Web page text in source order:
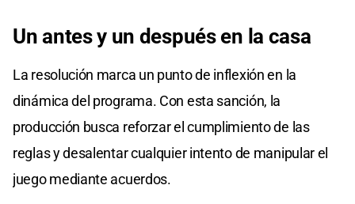
Un antes y un después en la casa
La resolución marca un punto de inflexión en la
dinámica del programa. Con esta sanción, la
producción busca reforzar el cumplimiento de las
reglas y desalentar cualquier intento de manipular el
juego mediante acuerdos.